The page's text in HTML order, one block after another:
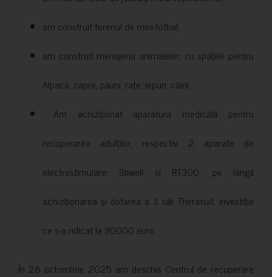
am construit terenul de mini-fotbal;
am construit menajeria animalelor, cu spațiile pentru
Alpaca, capre, păuni, rațe, iepuri, câini;
Am achiziționat aparatura medicală pentru
recuperarea adulților, respectiv 2 aparate de
electrostimulare: Stiwell și RT300, pe lângă
achiziționarea și dotarea a 3 săli Therasuit, investiție
ce s-a ridicat la 90000 euro.
În 28 octombrie 2025 am deschis Centrul de recuperare